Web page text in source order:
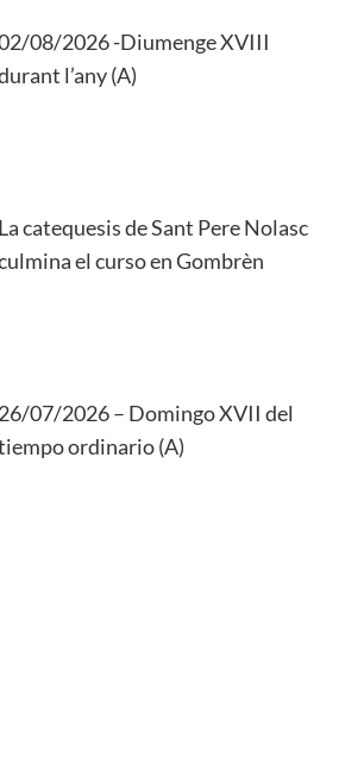
08/2026 -Diumenge XVIII
l’any (A)
La catequesis de Sant Pere Nolasc
el curso en Gombrèn
26/07/2026 – Domingo XVII del
ordinario (A)